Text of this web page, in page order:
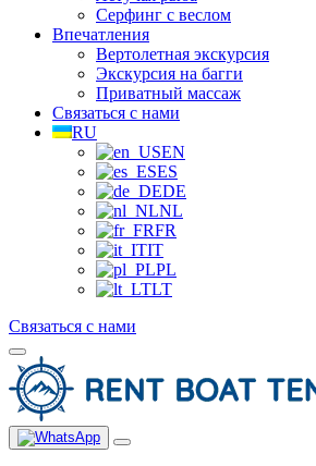
Серфинг с веслом
Впечатления
Вертолетная экскурсия
Экскурсия на багги
Приватный массаж
Связаться с нами
RU
EN
ES
DE
NL
FR
IT
PL
LT
Связаться с нами